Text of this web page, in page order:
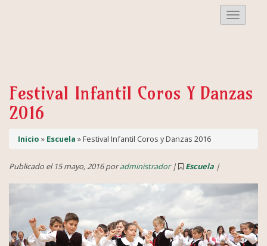
Menu
Festival Infantil Coros Y Danzas
2016
Inicio » Escuela » Festival Infantil Coros y Danzas 2016
Publicado el 15 mayo, 2016 poradministrador| Escuela |